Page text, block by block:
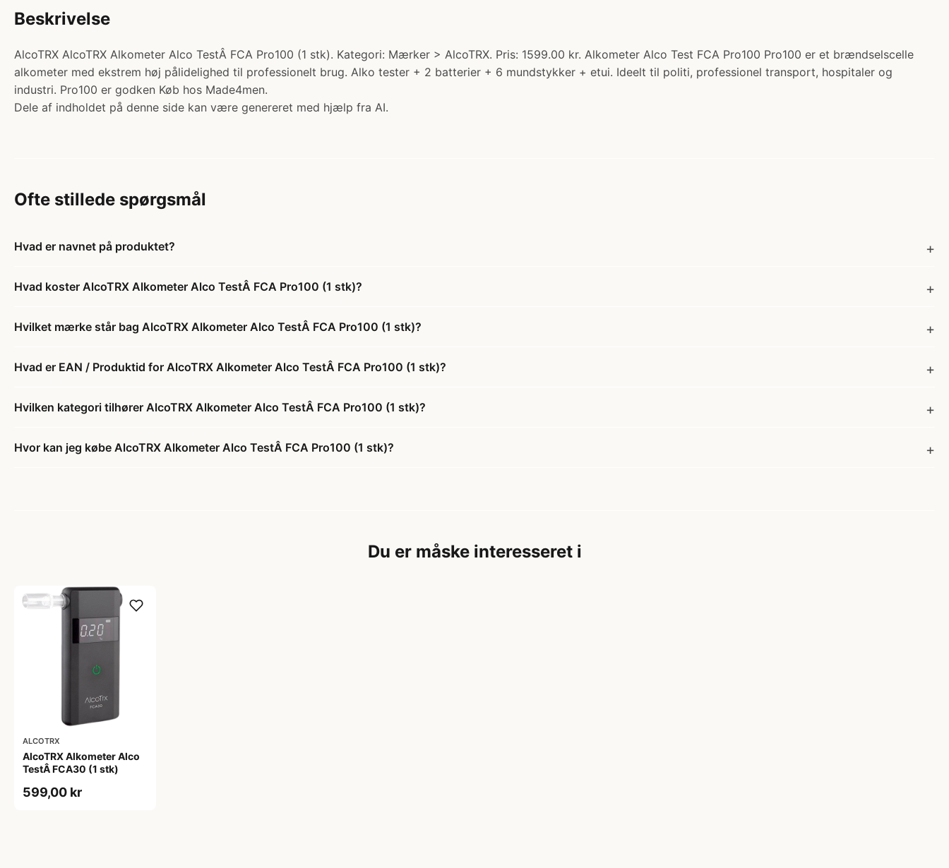
Beskrivelse
AlcoTRX AlcoTRX Alkometer Alco TestÂ FCA Pro100 (1 stk). Kategori: Mærker > AlcoTRX. Pris: 1599.00 kr. Alkometer Alco Test FCA Pro100 Pro100 er et brændselscelle
alkometer med ekstrem høj pålidelighed til professionelt brug. Alko tester + 2 batterier + 6 mundstykker + etui. Ideelt til politi, professionel transport, hospitaler og
industri. Pro100 er godken Køb hos Made4men.
Dele af indholdet på denne side kan være genereret med hjælp fra AI.
Ofte stillede spørgsmål
Hvad er navnet på produktet?
Hvad koster AlcoTRX Alkometer Alco TestÂ FCA Pro100 (1 stk)?
Hvilket mærke står bag AlcoTRX Alkometer Alco TestÂ FCA Pro100 (1 stk)?
Hvad er EAN / Produktid for AlcoTRX Alkometer Alco TestÂ FCA Pro100 (1 stk)?
Hvilken kategori tilhører AlcoTRX Alkometer Alco TestÂ FCA Pro100 (1 stk)?
Hvor kan jeg købe AlcoTRX Alkometer Alco TestÂ FCA Pro100 (1 stk)?
Du er måske interesseret i
ALCOTRX
AlcoTRX Alkometer Alco
TestÂ FCA30 (1 stk)
599,00 kr